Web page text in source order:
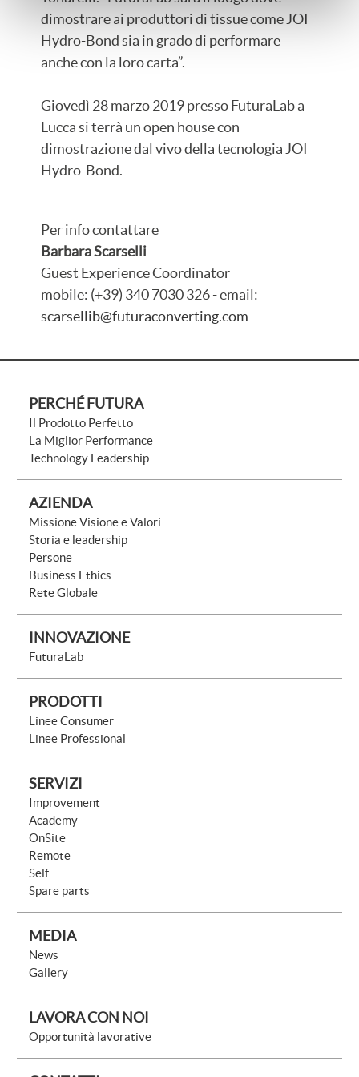
dimostrare ai produttori di tissue come JOI
Hydro-Bond sia in grado di performare
anche con la loro carta”.
Giovedì 28 marzo 2019 presso FuturaLab a
Lucca si terrà un open house con
dimostrazione dal vivo della tecnologia JOI
Hydro-Bond.
Per info contattare
Barbara Scarselli
Guest Experience Coordinator
mobile: (+39) 340 7030 326 - email:
scarsellib@futuraconverting.com
PERCHÉ FUTURA
Il Prodotto Perfetto
La Miglior Performance
Technology Leadership
AZIENDA
Missione Visione e Valori
Storia e leadership
Persone
Business Ethics
Rete Globale
INNOVAZIONE
FuturaLab
PRODOTTI
Linee Consumer
Linee Professional
SERVIZI
Improvement
Academy
OnSite
Remote
Self
Spare parts
MEDIA
News
Gallery
LAVORA CON NOI
Opportunità lavorative